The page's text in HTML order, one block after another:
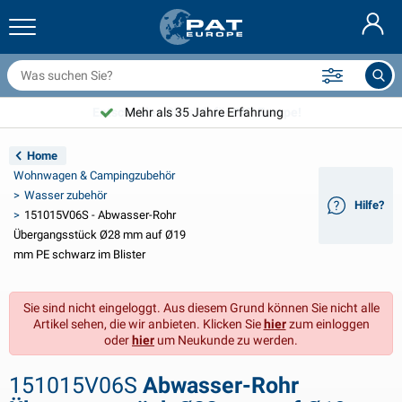
& Zubehör
beleuchtung
Beleuchtung Aspöck
LED
Innenraum
& Solarartikel
& 24V Zubehör
& Wohnmobil außenbereich
& Wohnmobil innenbereich
zubehör
zubehör
zubehör
und Beschläge
und Schäkel
Pflege
und Zubehör
& Feuer-Löschdecken
Freien
Produkten
Nederlands
English
Français
Svenska
Norsk
Dansk
Suomalainen
Entscheiden Sie sich für PAT Europe!
Mehr als 35 Jahre Erfahrung
Home
Wohnwagen & Campingzubehör
Wasser zubehör
151015V06S - Abwasser-Rohr
Übergangsstück Ø28 mm auf Ø19
mm PE schwarz im Blister
Hilfe?
Sie sind nicht eingeloggt. Aus diesem Grund können Sie nicht alle
Artikel sehen, die wir anbieten. Klicken Siehierzum einloggen
oderhier um Neukunde zu werden.
151015V06S Abwasser-Rohr